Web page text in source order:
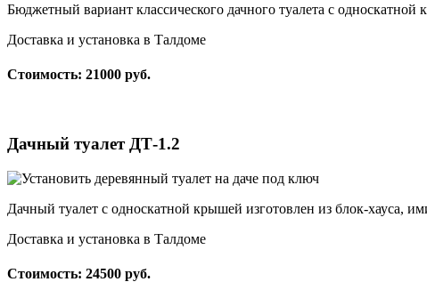
Бюджетный вариант классического дачного туалета с
Доставка и установка в Талдоме
Стоимость: 21000 руб.
Дачный туалет ДТ-1.2
Дачный туалет с односкатной крышей изготовлен из блок-хауса,
Доставка и установка в Талдоме
Стоимость: 24500 руб.